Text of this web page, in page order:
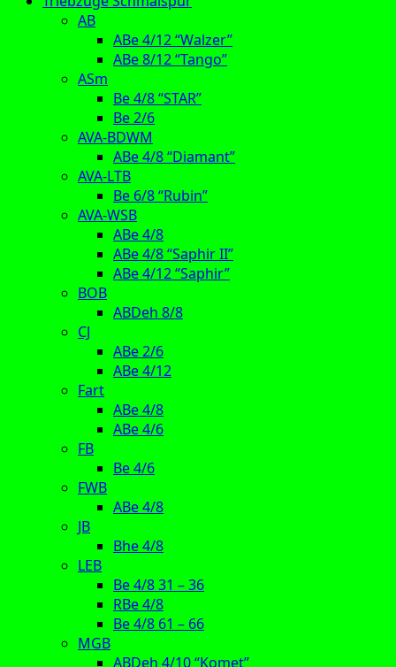
AB
ABe 4/12 “Walzer”
ABe 8/12 “Tango”
ASm
Be 4/8 “STAR”
Be 2/6
AVA-BDWM
ABe 4/8 “Diamant”
AVA-LTB
Be 6/8 “Rubin”
AVA-WSB
ABe 4/8
ABe 4/8 “Saphir II”
ABe 4/12 “Saphir”
BOB
ABDeh 8/8
CJ
ABe 2/6
ABe 4/12
Fart
ABe 4/8
ABe 4/6
FB
Be 4/6
FWB
ABe 4/8
JB
Bhe 4/8
LEB
Be 4/8 31 – 36
RBe 4/8
Be 4/8 61 – 66
MGB
ABDeh 4/10 “Komet”